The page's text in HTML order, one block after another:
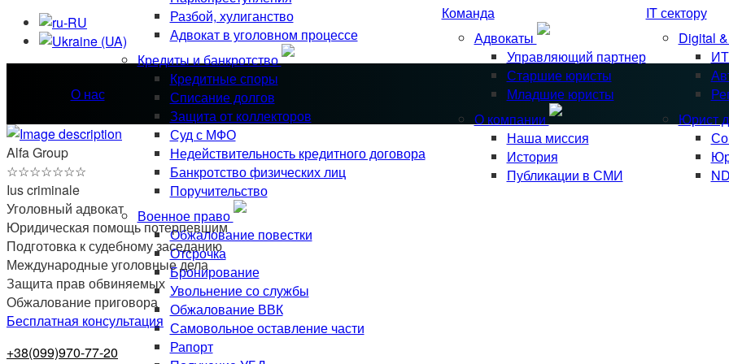
О нас
Разбой, хулиганство
Адвокат в уголовном процессе
Кредиты и банкротство
Кредитные споры
Списание долгов
Защита от коллекторов
Суд с МФО
Недействительность кредитного договора
Банкротство физических лиц
Поручительство
Военное право
Обжалование повестки
Отсрочка
Бронирование
Увольнение со службы
Обжалование ВВК
Самовольное оставление части
Рапорт
Команда
Адвокаты
Управляющий партнер
Старшие юристы
Младшие юристы
О компании
Наша миссия
История
Публикации в СМИ
IT сектору
Digital
Юрист
Alfa Group
☆☆☆☆☆☆☆
Ius criminale
Уголовный адвокат
Юридическая помощь потерпевшим
Подготовка к судебному заседанию
Международные уголовные дела
Защита прав обвиняемых
Обжалование приговора
Бесплатная консультация
+38(099)970-77-20